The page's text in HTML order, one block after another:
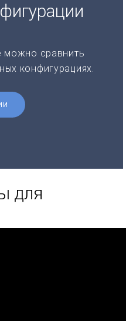
можно сравнить
конфигурациях.
для